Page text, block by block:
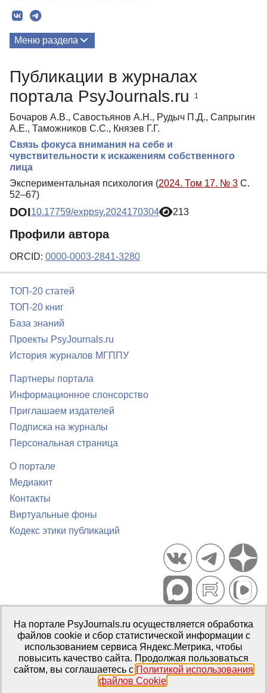
Меню раздела
Публикации в журналах
портала PsyJournals.ru
1
Бочаров А.В., Савостьянов А.Н., Рудыч П.Д., Сапрыгин
А.Е., Таможников С.С., Князев Г.Г.
Связь фокуса внимания на себе и
чувствительности к искажениям собственного
лица
Экспериментальная психология (2024. Том 17. № 3 С.
52–67)
DOI10.17759/exppsy.2024170304 213
Профили автора
ORCID: 0000-0003-2841-3280
ТОП-20 статей
ТОП-20 книг
База знаний
Проекты PsyJournals.ru
История журналов МГППУ
Партнеры портала
Информационное спонсорство
Приглашаем издателей
Подписка на журналы
Персональная страница
О портале
Медиакит
Контакты
Виртуальные фоны
Кодекс этики публикаций
Портал психологических изданий PsyJournals.ru, 2007–2026
Правила использования материалов
Свидетельство регистрации СМИЭл № ФС77-66447 от 14 июля
2016 г.
Издатель: ФГБОУ ВО МГППУ
На портале PsyJournals.ru осуществляется обработка
файлов cookie и сбор статистической информации с
использованием сервиса Яндекс.Метрика, чтобы
повысить качество сайта. Продолжая пользоваться
сайтом, вы соглашаетесь с Политикой использования
файлов Cookie.